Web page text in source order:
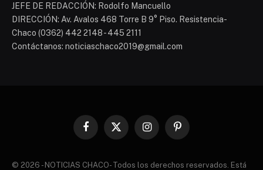
JEFE DE REDACCIÓN: Rodolfo Mancuello
DIRECCIÓN: Av. Avalos 468 Torre B 9° Piso. Resistencia-
Chaco (0362) 442 2148 - 445 2111
Contáctanos: noticiaschaco2019@gmail.com
Facebook
X
InstagramPinterest
© 2026 - NOTICIAS CHACO- Todos los derechos reservados. Está